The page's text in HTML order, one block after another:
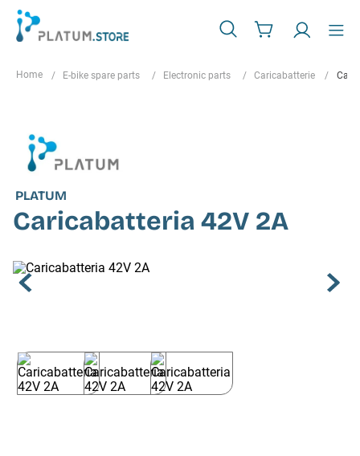
E-bike spare parts Electronic parts Caricabatterie
PLATUM
Caricabatteria 42V 2A